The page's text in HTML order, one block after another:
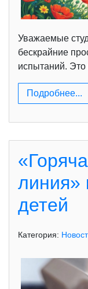
Уважаемые
бескрайние
испытаний.
Подробнее...
линия»
детей
Категория: